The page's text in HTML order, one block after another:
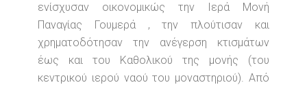
ενίσχυσαν οικονομικώς την Ιερά Μονή
Παναγίας Γουμερά , την πλούτισαν και
χρηματοδότησαν την ανέγερση κτισμάτων
έως και του Καθολικού της μονής (του
κεντρικού ιερού ναού του μοναστηριού). Από